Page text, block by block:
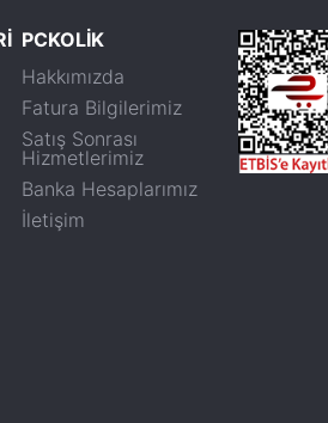
PCKOLİK
Hakkımızda
Fatura Bilgilerimiz
Satış Sonrası
Hizmetlerimiz
Banka Hesaplarımız
İletişim